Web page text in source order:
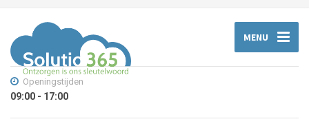
MENU
Openingstijden
09:00 - 17:00